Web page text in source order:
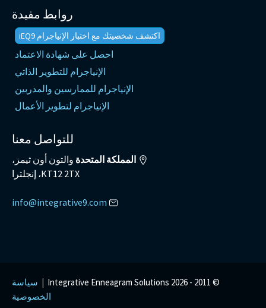
روابط مفيدة
اكتشف شخصيتك مع اختبار الإنياجرام iEQ9
احصل على شهادة الاعتماد
الإنياجرام للتطوير الذاتي
الإنياجرام للممارسين والمدربين
الإنياجرام لتطوير الأعمال
للتواصل معنا
المملكة المتحدة والتون أون ثيمز،
KT12 2TX، إنجلترا
info@integrative9.com
© 2011 -
2026 Integrative Enneagram Solutions
| سياسة
الخصوصية